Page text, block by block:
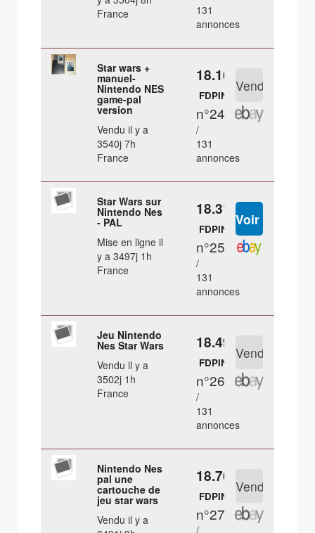
France
131
annonces
Star wars +
manuel-
Nintendo NES
game-pal
version
Vendu il y a
3540j 7h
France
18.16 €
FDPIN
n°24
/
131
annonces
Star Wars sur
Nintendo Nes
- PAL
Mise en ligne il
y a 3497j 1h
France
18.31 €
FDPIN
n°25
/
131
annonces
Jeu Nintendo
Nes Star Wars
Vendu il y a
3502j 1h
France
18.49 €
FDPIN
n°26
/
131
annonces
Nintendo Nes
pal une
cartouche de
jeu star wars
Vendu il y a
18.76 €
FDPIN
n°27